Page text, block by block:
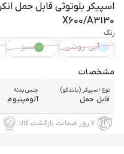
X600/A3130
رنگ
آبی روشن سبز
مشخصات
نوع اسپیکر (بلندگو)
قابل حمل
جنس بدنه
آلومینیوم
۷ روز ضمانت بازگشت کالا